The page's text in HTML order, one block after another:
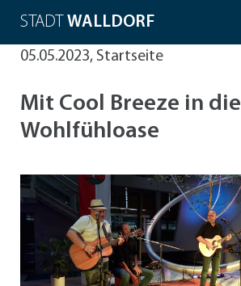
STADT WALLDORF
05.05.2023, Startseite
Mit Cool Breeze in die
Wohlfühloase